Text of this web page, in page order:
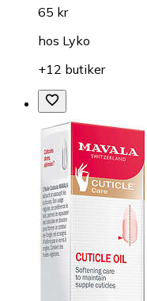
65 kr
hos Lyko
+12 butiker